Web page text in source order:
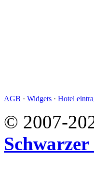
AGB · Widgets · Hotel
© 2007-
Schwarzer